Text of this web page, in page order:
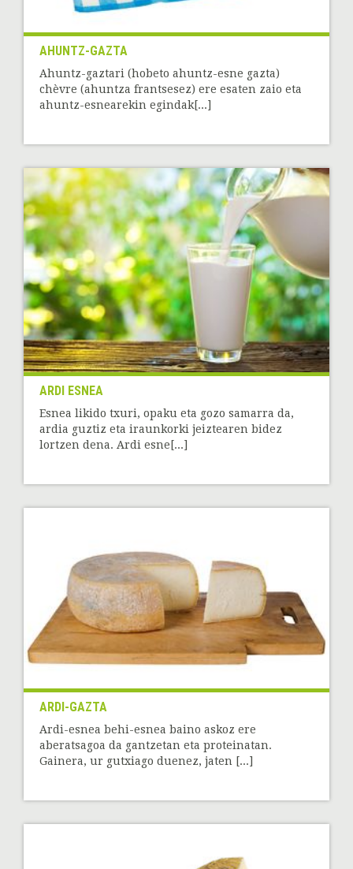
AHUNTZ-GAZTA
Ahuntz-gaztari (hobeto ahuntz-esne gazta)
chèvre (ahuntza frantsesez) ere esaten zaio eta
ahuntz-esnearekin egindak[...]
ARDI ESNEA
Esnea likido txuri, opaku eta gozo samarra da,
ardia guztiz eta iraunkorki jeiztearen bidez
lortzen dena. Ardi esne[...]
ARDI-GAZTA
Ardi-esnea behi-esnea baino askoz ere
aberatsagoa da gantzetan eta proteinatan.
Gainera, ur gutxiago duenez, jaten [...]